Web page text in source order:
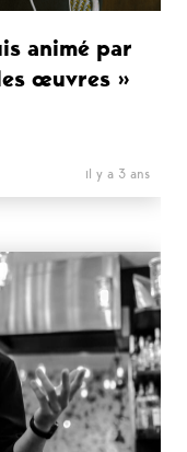
animé par
œuvres »
il y a 3 ans